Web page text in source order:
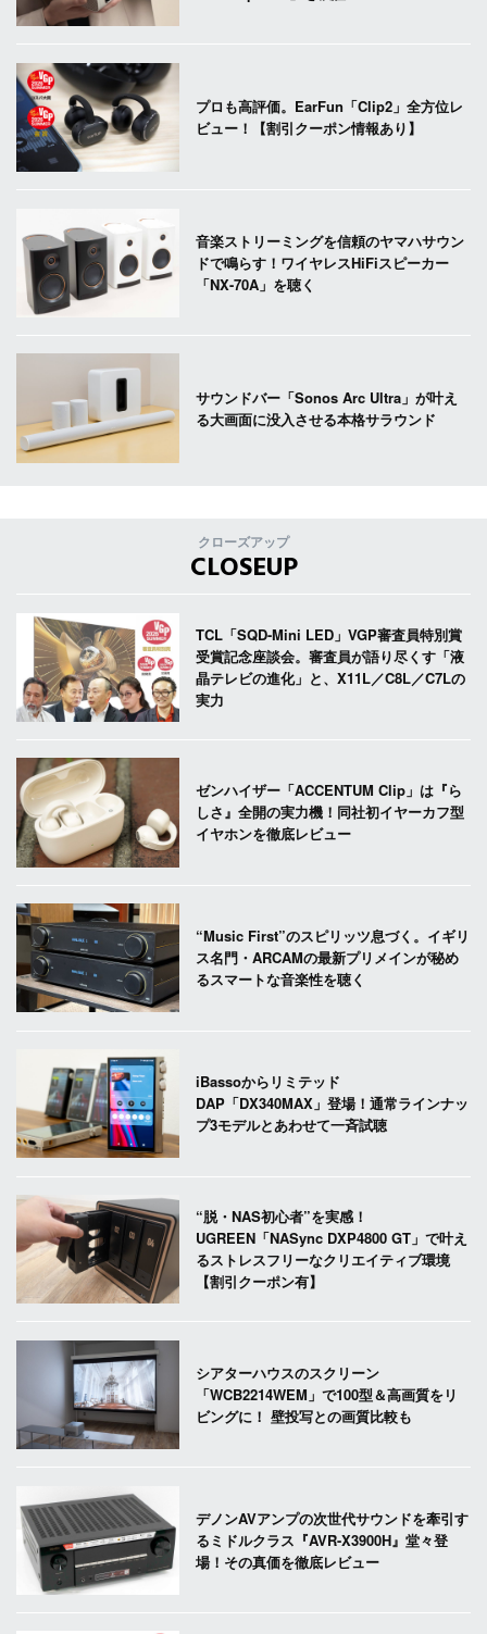
プロも高評価。EarFun「Clip2」全方位レ
ビュー！【割引クーポン情報あり】
音楽ストリーミングを信頼のヤマハサウン
ドで鳴らす！ワイヤレスHiFiスピーカー
「NX-70A」を聴く
サウンドバー「Sonos Arc Ultra」が叶え
る大画面に没入させる本格サラウンド
クローズアップ
CLOSEUP
TCL「SQD-Mini LED」VGP審査員特別賞
受賞記念座談会。審査員が語り尽くす「液
晶テレビの進化」と、X11L／C8L／C7Lの
実力
ゼンハイザー「ACCENTUM Clip」は『ら
しさ』全開の実力機！同社初イヤーカフ型
イヤホンを徹底レビュー
“Music First”のスピリッツ息づく。イギリ
ス名門・ARCAMの最新プリメインが秘め
るスマートな音楽性を聴く
iBassoからリミテッド
DAP「DX340MAX」登場！通常ラインナッ
プ3モデルとあわせて一斉試聴
“脱・NAS初心者”を実感！
UGREEN「NASync DXP4800 GT」で叶え
るストレスフリーなクリエイティブ環境
【割引クーポン有】
シアターハウスのスクリーン
「WCB2214WEM」で100型＆高画質をリ
ビングに！ 壁投写との画質比較も
デノンAVアンプの次世代サウンドを牽引す
るミドルクラス『AVR-X3900H』堂々登
場！その真価を徹底レビュー